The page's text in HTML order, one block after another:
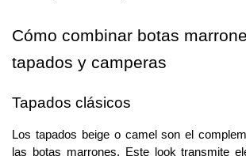
Cómo combinar botas
tapados y camperas
Tapados clásicos
Los tapados beige o camel son el
las botas marrones. Este look transmite